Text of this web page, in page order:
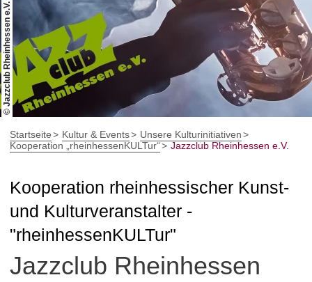
Service & Unterkünfte
Karte
Rheinhessen Blog
© Jazzclub Rheinhessen e.V.
Startseite Kultur & Events
Unsere Kulturinitiativen
Kooperation „rheinhessenKULTur“
Jazzclub Rheinhessen e.V.
Kooperation rheinhessischer Kunst-
und Kulturveranstalter -
"rheinhessenKULTur"
Jazzclub Rheinhessen